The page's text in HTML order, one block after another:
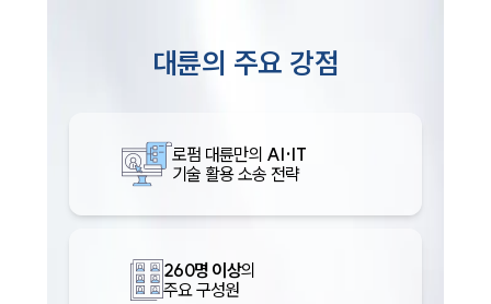
대륜의 주요 강점
로펌 대륜만의 AI·IT
기술 활용 소송 전략
260명 이상의
주요 구성원